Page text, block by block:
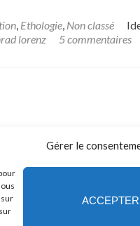
Gérer le
ACCEPTER
, Ethologie, Non classé
lorenz 5 commentaires